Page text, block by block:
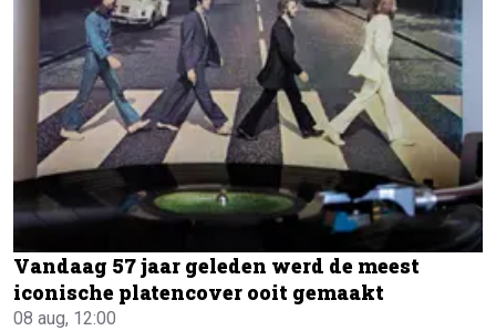
Vandaag 57 jaar geleden werd de meest
iconische platencover ooit gemaakt
08 aug, 12:00